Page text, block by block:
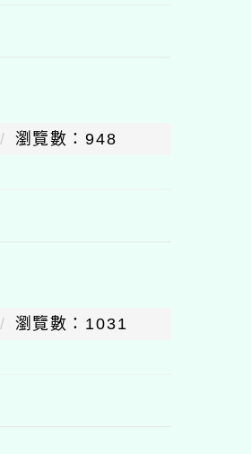
瀏覽數：948
瀏覽數：1031